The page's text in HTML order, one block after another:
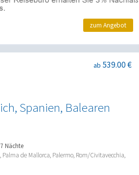
zum Angebot
Spanien, Balearen
ab 539.00 €
7 Nächte
Palma de Mallorca, Palermo, Rom/Civitavecchia,